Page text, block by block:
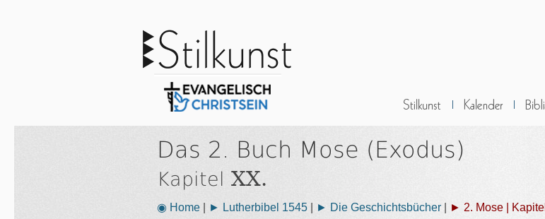
Das 2. Buch Mose (Exodus)
Kapitel XX.
◉ Home ► Lutherbibel 1545 ► Die Geschichtsbücher ► 2. Mose | Kapitel